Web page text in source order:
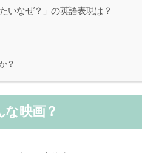
いなぜ？」の英語表現は？
？
映画？